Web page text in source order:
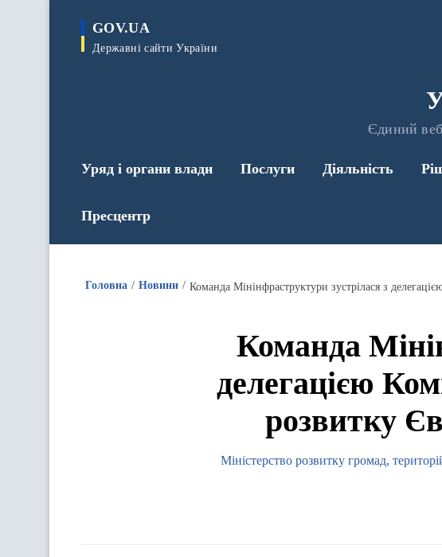
GOV.UA
Державні сайти України
Єдиний
Уряд і органи влади Послуги Діяльність
Пресцентр
Головна Новини
Команда
делегацією
розвитку
Міністерство розвитку громад,